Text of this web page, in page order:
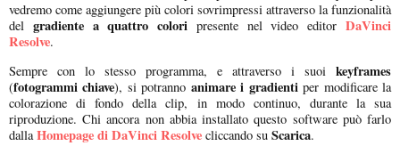
vedremo come aggiungere più colori sovrimpressi attraverso la funzionalità
del gradiente a quattro colori presente nel video editorDaVinci
Resolve.
Sempre con lo stesso programma, e attraverso i suoi keyframes
(fotogrammi chiave), si potranno animare i gradientiper modificare la
colorazione di fondo della clip, in modo continuo, durante la sua
riproduzione. Chi ancora non abbia installato questo software può farlo
dallaHomepage di DaVinci Resolve cliccando su Scarica.